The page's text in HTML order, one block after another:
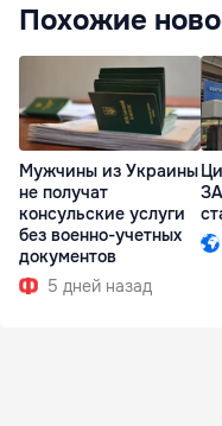
Похожие
Мужчины из Украины
не получат
консульские услуги
без военно-учетных
документов
5 дней назад